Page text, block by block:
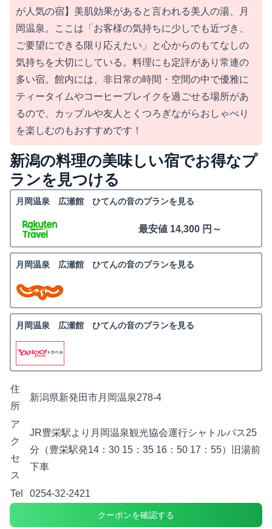
が人気の宿】美肌効果があると言われる美人の湯、月
岡温泉。ここは「お客様の気持ちに少しでも近づき、
ご要望にできる限り応えたい」と心からのもてなしの
気持ちを大切にしている。料理にも定評があり常連の
多い宿。館内には、非日常の時間・空間の中で優雅に
ティータイムやコーヒーブレイクを過ごせる場所があ
るので、カップルや友人とくつろぎながらおしゃべり
を楽しむのもおすすめです！
新潟の料理の美味しい宿でお得なプ
ランを見つける
月岡温泉 広瀬館 ひてんの音のプランを見る
最安値 14,300 円～
月岡温泉 広瀬館 ひてんの音のプランを見る
月岡温泉 広瀬館 ひてんの音のプランを見る
住
所
新潟県新発田市月岡温泉278-4
ア
ク
セ
ス
JR豊栄駅より月岡温泉観光協会運行シャトルバス25
分（豊栄駅発14：30 15：35 16：50 17：55）旧湯前
下車
Tel 0254-32-2421
クーポンを確認する